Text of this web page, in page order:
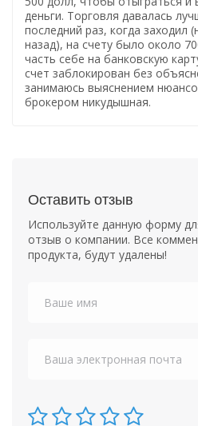
деньги. Торговля давалась
последний раз, когда заходил
назад), на счету было около
часть себе на банковскую
счет заблокирован без
занимаюсь выяснением
брокером никудышная.
Оставить отзыв
Используйте данную форму
отзыв о компании. Все
продукта, будут удалены!